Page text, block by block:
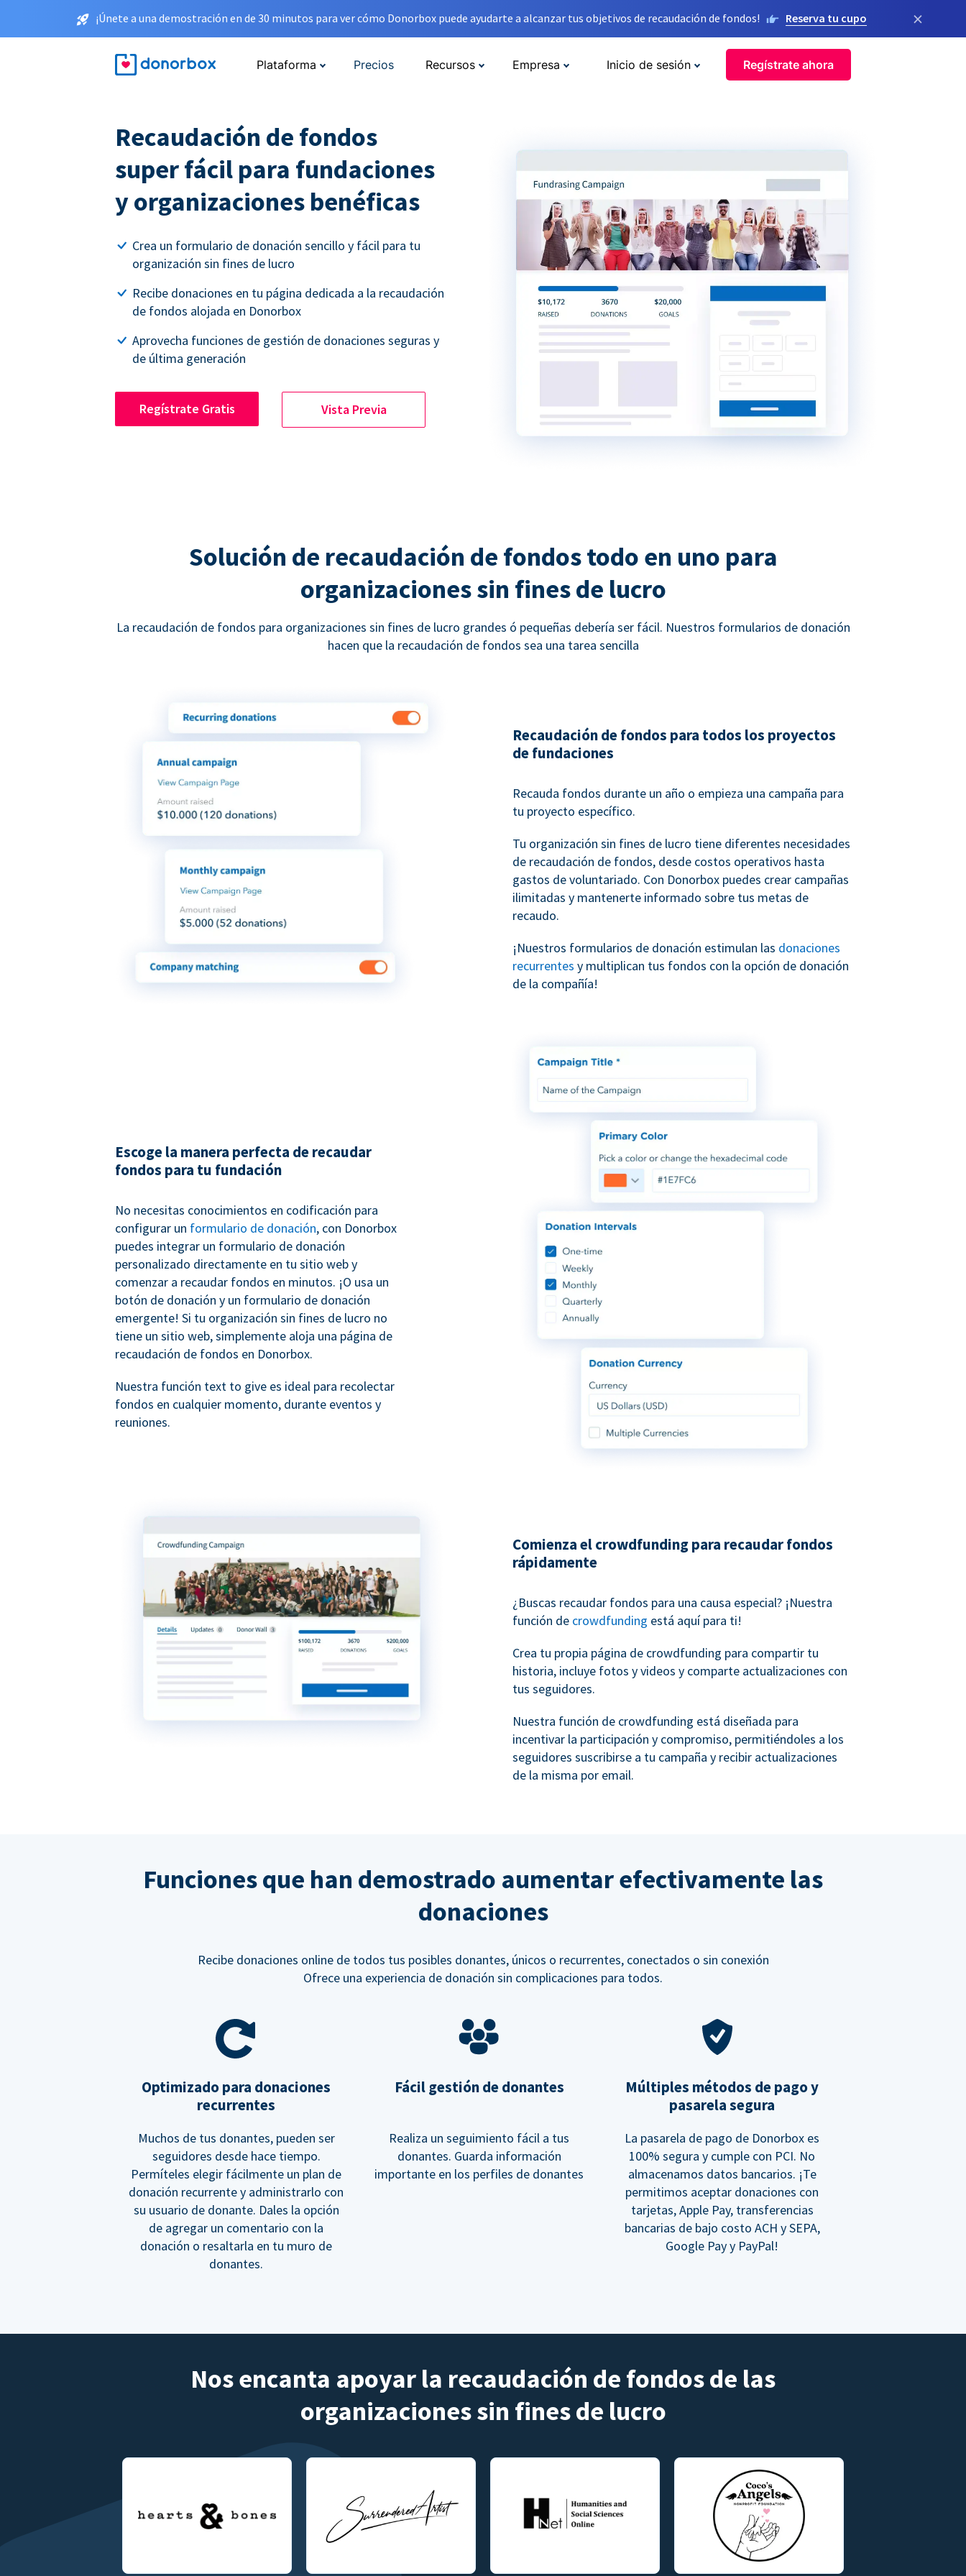
¡Únete a una demostración en de 30 minutos para ver cómo Donorbox puede ayudarte a alcanzar tus objetivos de recaudación de fondos! Reserva tu cupo ×
Plataforma Precios Recursos Empresa Inicio de sesión Regístrate ahora
Recaudación de fondos
super fácil para fundaciones
y organizaciones benéficas
Crea un formulario de donación sencillo y fácil para tu
organización sin fines de lucro
Recibe donaciones en tu página dedicada a la recaudación
de fondos alojada en Donorbox
Aprovecha funciones de gestión de donaciones seguras y
de última generación
Regístrate Gratis Vista Previa
Solución de recaudación de fondos todo en uno para
organizaciones sin fines de lucro
La recaudación de fondos para organizaciones sin fines de lucro grandes ó pequeñas debería ser fácil. Nuestros formularios de donación
hacen que la recaudación de fondos sea una tarea sencilla
Recaudación de fondos para todos los proyectos
de fundaciones
Recauda fondos durante un año o empieza una campaña para
tu proyecto específico.
Tu organización sin fines de lucro tiene diferentes necesidades
de recaudación de fondos, desde costos operativos hasta
gastos de voluntariado. Con Donorbox puedes crear campañas
ilimitadas y mantenerte informado sobre tus metas de
recaudo.
¡Nuestros formularios de donación estimulan las donaciones
recurrentes y multiplican tus fondos con la opción de donación
de la compañía!
Escoge la manera perfecta de recaudar
fondos para tu fundación
No necesitas conocimientos en codificación para
configurar un formulario de donación, con Donorbox
puedes integrar un formulario de donación
personalizado directamente en tu sitio web y
comenzar a recaudar fondos en minutos. ¡O usa un
botón de donación y un formulario de donación
emergente! Si tu organización sin fines de lucro no
tiene un sitio web, simplemente aloja una página de
recaudación de fondos en Donorbox.
Nuestra función text to give es ideal para recolectar
fondos en cualquier momento, durante eventos y
reuniones.
Comienza el crowdfunding para recaudar fondos
rápidamente
¿Buscas recaudar fondos para una causa especial? ¡Nuestra
función de crowdfunding está aquí para ti!
Crea tu propia página de crowdfunding para compartir tu
historia, incluye fotos y videos y comparte actualizaciones con
tus seguidores.
Nuestra función de crowdfunding está diseñada para
incentivar la participación y compromiso, permitiéndoles a los
seguidores suscribirse a tu campaña y recibir actualizaciones
de la misma por email.
Funciones que han demostrado aumentar efectivamente las
donaciones
Recibe donaciones online de todos tus posibles donantes, únicos o recurrentes, conectados o sin conexión
Ofrece una experiencia de donación sin complicaciones para todos.
Optimizado para donaciones
recurrentes
Muchos de tus donantes, pueden ser
seguidores desde hace tiempo.
Permíteles elegir fácilmente un plan de
donación recurrente y administrarlo con
su usuario de donante. Dales la opción
de agregar un comentario con la
donación o resaltarla en tu muro de
donantes.
Fácil gestión de donantes
Realiza un seguimiento fácil a tus
donantes. Guarda información
importante en los perfiles de donantes
Múltiples métodos de pago y
pasarela segura
La pasarela de pago de Donorbox es
100% segura y cumple con PCI. No
almacenamos datos bancarios. ¡Te
permitimos aceptar donaciones con
tarjetas, Apple Pay, transferencias
bancarias de bajo costo ACH y SEPA,
Google Pay y PayPal!
Nos encanta apoyar la recaudación de fondos de las
organizaciones sin fines de lucro